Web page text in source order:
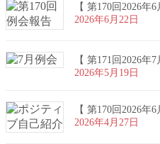
【 第170回2026年
2026年6月22日
【 第171回2026年
2026年5月19日
【 第170回2026年
2026年4月27日